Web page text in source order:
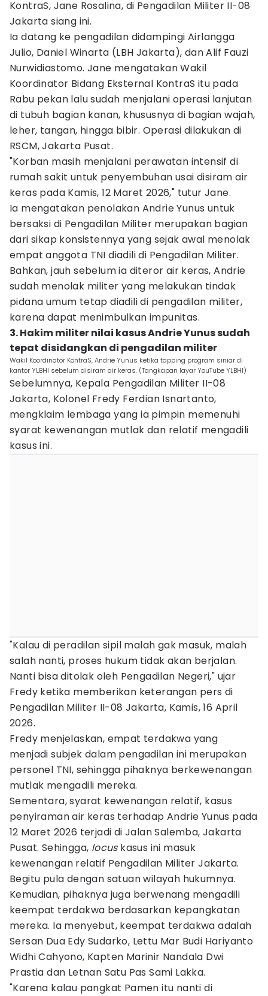
KontraS, Jane Rosalina, di Pengadilan Militer II-08
Jakarta siang ini.
Ia datang ke pengadilan didampingi Airlangga
Julio, Daniel Winarta (LBH Jakarta), dan Alif Fauzi
Nurwidiastomo. Jane mengatakan Wakil
Koordinator Bidang Eksternal KontraS itu pada
Rabu pekan lalu sudah menjalani operasi lanjutan
di tubuh bagian kanan, khususnya di bagian wajah,
leher, tangan, hingga bibir. Operasi dilakukan di
RSCM, Jakarta Pusat.
"Korban masih menjalani perawatan intensif di
rumah sakit untuk penyembuhan usai disiram air
keras pada Kamis, 12 Maret 2026," tutur Jane.
Ia mengatakan penolakan Andrie Yunus untuk
bersaksi di Pengadilan Militer merupakan bagian
dari sikap konsistennya yang sejak awal menolak
empat anggota TNI diadili di Pengadilan Militer.
Bahkan, jauh sebelum ia diteror air keras, Andrie
sudah menolak militer yang melakukan tindak
pidana umum tetap diadili di pengadilan militer,
karena dapat menimbulkan impunitas.
3. Hakim militer nilai kasus Andrie Yunus sudah
tepat disidangkan di pengadilan militer
Wakil Koordinator KontraS, Andrie Yunus ketika tapping program siniar di
kantor YLBHI sebelum disiram air keras. (Tangkapan layar YouTube YLBHI)
Sebelumnya, Kepala Pengadilan Militer II-08
Jakarta, Kolonel Fredy Ferdian Isnartanto,
mengklaim lembaga yang ia pimpin memenuhi
syarat kewenangan mutlak dan relatif mengadili
kasus ini.
"Kalau di peradilan sipil malah gak masuk, malah
salah nanti, proses hukum tidak akan berjalan.
Nanti bisa ditolak oleh Pengadilan Negeri," ujar
Fredy ketika memberikan keterangan pers di
Pengadilan Militer II-08 Jakarta, Kamis, 16 April
2026.
Fredy menjelaskan, empat terdakwa yang
menjadi subjek dalam pengadilan ini merupakan
personel TNI, sehingga pihaknya berkewenangan
mutlak mengadili mereka.
Sementara, syarat kewenangan relatif, kasus
penyiraman air keras terhadap Andrie Yunus pada
12 Maret 2026 terjadi di Jalan Salemba, Jakarta
Pusat. Sehingga, locuskasus ini masuk
kewenangan relatif Pengadilan Militer Jakarta.
Begitu pula dengan satuan wilayah hukumnya.
Kemudian, pihaknya juga berwenang mengadili
keempat terdakwa berdasarkan kepangkatan
mereka. Ia menyebut, keempat terdakwa adalah
Sersan Dua Edy Sudarko, Lettu Mar Budi Hariyanto
Widhi Cahyono, Kapten Marinir Nandala Dwi
Prastia dan Letnan Satu Pas Sami Lakka.
"Karena kalau pangkat Pamen itu nanti di